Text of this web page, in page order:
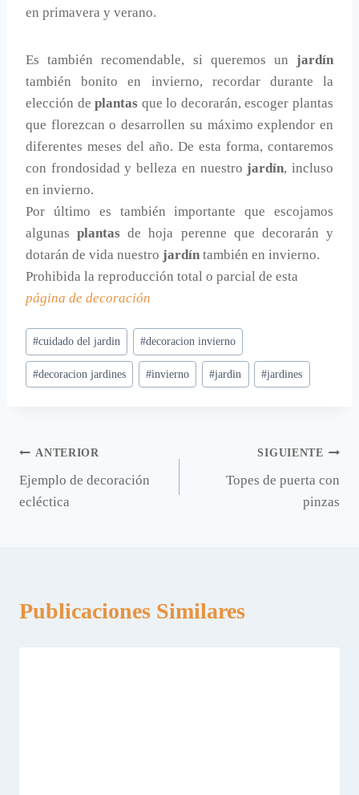
en primavera y verano.
Es también recomendable, si queremos un jardín
también bonito en invierno, recordar durante la
elección deplantas que lo decorarán, escoger plantas
que florezcan o desarrollen su máximo explendor en
diferentes meses del año. De esta forma, contaremos
con frondosidad y belleza en nuestro jardín, incluso
en invierno.
Por último es también importante que escojamos
algunasplantas de hoja perenne que decorarán y
dotarán de vida nuestro jardín también en invierno.
Prohibida la reproducción total o parcial de esta
página de decoración
Etiquetas
de
la
#cuidado del jardin #decoracion invierno
#decoracion jardines #invierno #jardin #jardines
Navegación
de
ANTERIOR
Ejemplo de decoración
ecléctica
SIGUIENTE
Topes de puerta con
pinzas
Publicaciones Similares